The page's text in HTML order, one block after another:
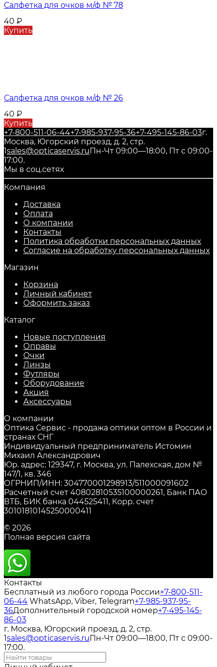
Салфетка для очков м/ф № 78
40 ₽
Купить
Салфетка для очков м/ф № 26
40 ₽
Купить
+7-800-511-06-44+7-985-937-95-36+7-495-145-86-03г.
Москва, Югорский проезд, д. 2, стр.
1sales@opticaservis.ruПн-Чт 09:00—18:00, Пт с 09:00-
17:00.
Мы в соц.сетях
Компания
Доставка
Оплата
О компании
Контакты
Политика обработки персональных данных
Согласие на обработку персональных данных
Магазин
Корзина
Личный кабинет
Оформить заказ
Каталог
Новые поступления
Оправы
Очки
Линзы
Футляры
Оборудование
Акция
Аксессуары
О компании
Оптика Сервис - продажа оптики оптом в России и
странах СНГ
Индивидуальный предприниматель Истомин
Михаил Александрович
Юр. адрес: 129347, г. Москва, ул. Палехская, дом №
147/1, кв. 346
ОГРНИП/ИНН: 304770001298913/511000091602
Расчетный счет 40802810535100000261, Банк ПАО
ВТБ, БИК банка 044525411, Корр. счет
30101810145250000411
© 2026
Полная версия сайта
Контакты
Бесплатный из любого города России+7-800-511-
06-44 WhatsApp, Viber, Telegram+7-985-937-95-
36Дополнительный городской номер+7-495-145-
86-03
г. Москва, Югорский проезд, д. 2, стр.
1sales@opticaservis.ruПн-Чт 09:00—18:00, Пт с 09:00-
17:00.